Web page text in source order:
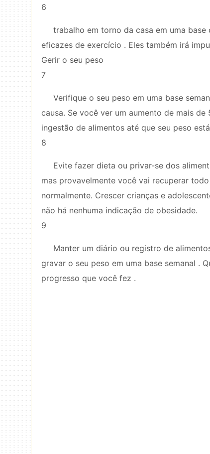
6
trabalho em torno da casa em uma
eficazes de exercício . Eles também irá
Gerir o seu peso
7
Verifique o seu peso em uma base
causa. Se você ver um aumento de mais
ingestão de alimentos até que seu peso
8
Evite fazer dieta ou privar-se dos
mas provavelmente você vai recuperar
normalmente. Crescer crianças e
não há nenhuma indicação de obesidade.
9
Manter um diário ou registro de
gravar o seu peso em uma base semanal .
progresso que você fez .